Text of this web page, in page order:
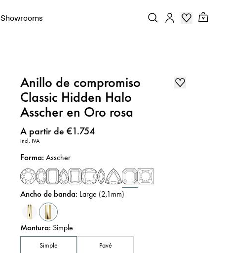
Showrooms
Anillo de compromiso
Classic Hidden Halo
Asscher en Oro rosa
Precio:
A partir de €1.754
incl. IVA
Forma:Asscher
Ancho de banda: Large (2,1mm)
Montura: Simple
Simple Pavé